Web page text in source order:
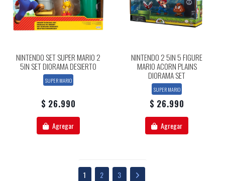
NINTENDO SET SUPER MARIO 2
5IN SET DIORAMA DESIERTO
SUPER MARIO
$ 26.990
Agregar
NINTENDO 2 5IN 5 FIGURE
MARIO ACORN PLAINS
DIORAMA SET
SUPER MARIO
$ 26.990
Agregar
1 2 3